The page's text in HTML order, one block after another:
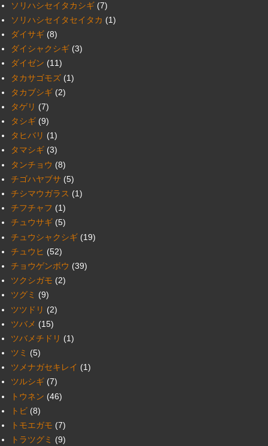
ソリハシセイタカシギ (7)
ソリハシセイタセイタカ (1)
ダイサギ (8)
ダイシャクシギ (3)
ダイゼン (11)
タカサゴモズ (1)
タカブシギ (2)
タゲリ (7)
タシギ (9)
タヒバリ (1)
タマシギ (3)
タンチョウ (8)
チゴハヤブサ (5)
チシマウガラス (1)
チフチャフ (1)
チュウサギ (5)
チュウシャクシギ (19)
チュウヒ (52)
チョウゲンボウ (39)
ツクシガモ (2)
ツグミ (9)
ツツドリ (2)
ツバメ (15)
ツバメチドリ (1)
ツミ (5)
ツメナガセキレイ (1)
ツルシギ (7)
トウネン (46)
トビ (8)
トモエガモ (7)
トラツグミ (9)